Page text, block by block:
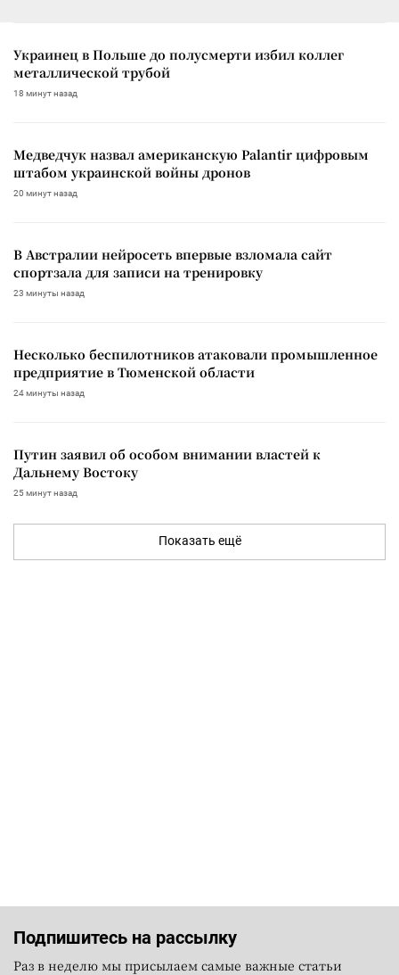
Украинец в Польше до полусмерти избил коллег
металлической трубой
18 минут назад
Медведчук назвал американскую Palantir цифровым
штабом украинской войны дронов
20 минут назад
В Австралии нейросеть впервые взломала сайт
спортзала для записи на тренировку
23 минуты назад
Несколько беспилотников атаковали промышленное
предприятие в Тюменской области
24 минуты назад
Путин заявил об особом внимании властей к
Дальнему Востоку
25 минут назад
Показать ещё
Подпишитесь на рассылку
Раз в неделю мы присылаем самые важные статьи